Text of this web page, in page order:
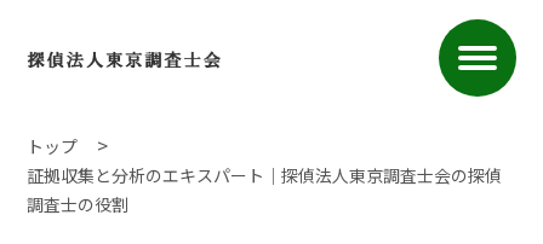
トップ
証拠収集と分析のエキスパート｜探偵法人東京調査士会の探偵
調査士の役割